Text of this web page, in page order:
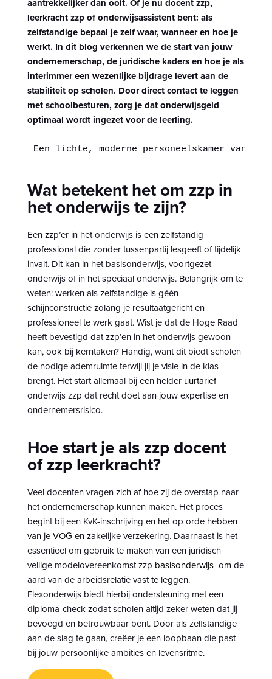
aantrekkelijker dan ooit. Of je nu docent zzp,
leerkracht zzp of onderwijsassistent bent: als
zelfstandige bepaal je zelf waar, wanneer en hoe je
werkt. In dit blog verkennen we de start van jouw
ondernemerschap, de juridische kaders en hoe je als
interimmer een wezenlijke bijdrage levert aan de
stabiliteit op scholen. Door direct contact te leggen
met schoolbesturen, zorg je dat onderwijsgeld
optimaal wordt ingezet voor de leerling.
Een lichte, moderne personeelskamer van
Wat betekent het om zzp in
het onderwijs te zijn?
Een zzp’er in het onderwijs is een zelfstandig
professional die zonder tussenpartij lesgeeft of tijdelijk
invalt. Dit kan in het basisonderwijs, voortgezet
onderwijs of in het speciaal onderwijs. Belangrijk om te
weten: werken als zelfstandige is géén
schijnconstructie zolang je resultaatgericht en
professioneel te werk gaat. Wist je dat de Hoge Raad
heeft bevestigd dat zzp’en in het onderwijs gewoon
kan, ook bij kerntaken? Handig, want dit biedt scholen
de nodige ademruimte terwijl jij je visie in de klas
brengt. Het start allemaal bij een helder uurtarief
onderwijs zzp dat recht doet aan jouw expertise en
ondernemersrisico.
Hoe start je als zzp docent
of zzp leerkracht?
Veel docenten vragen zich af hoe zij de overstap naar
het ondernemerschap kunnen maken. Het proces
begint bij een KvK-inschrijving en het op orde hebben
van jeVOG en zakelijke verzekering. Daarnaast is het
essentieel om gebruik te maken van een juridisch
veilige modelovereenkomst zzp basisonderwijsom de
aard van de arbeidsrelatie vast te leggen.
Flexonderwijs biedt hierbij ondersteuning met een
diploma-check zodat scholen altijd zeker weten dat jij
bevoegd en betrouwbaar bent. Door als zelfstandige
aan de slag te gaan, creëer je een loopbaan die past
bij jouw persoonlijke ambities en levensritme.